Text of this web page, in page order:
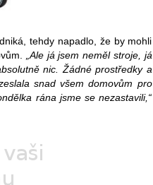
tehdy napadlo, že by mohli
„Ale já jsem neměl stroje, já
nic. Žádné prostředky a
snad všem domovům pro
rána jsme se nezastavili,“